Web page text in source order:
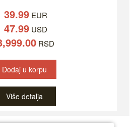
39.99EUR
47.99USD
RSD
Dodaj u korpu
Više detalja